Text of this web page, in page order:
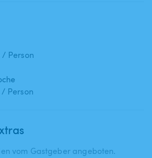
Person
Person
vom Gastgeber angeboten.